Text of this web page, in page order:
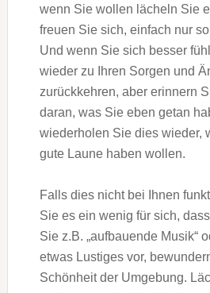
wenn Sie wollen lächeln Sie
freuen Sie sich, einfach nur
Und wenn Sie sich besser
wieder zu Ihren Sorgen und
zurückkehren, aber erinnern
daran, was Sie eben getan
wiederholen Sie dies wieder,
gute Laune haben wollen.
Falls dies nicht bei Ihnen
Sie es ein wenig für sich,
Sie z.B. „aufbauende Musik“
etwas Lustiges vor,
Schönheit der Umgebung.